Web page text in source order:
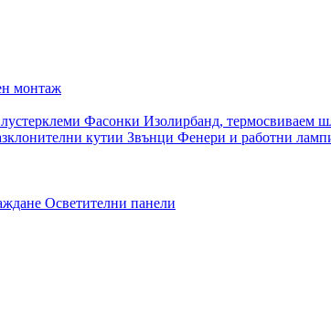
монтаж
Фасонки Изолирбанд, термосвиваем
кутии Звънци Фенери и работни
Осветителни панели